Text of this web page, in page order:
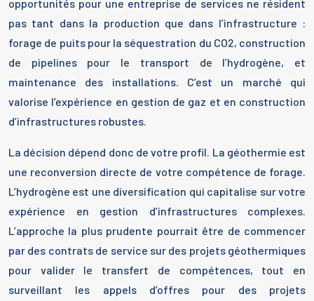
opportunités pour une entreprise de services ne résident
pas tant dans la production que dans l’infrastructure :
forage de puits pour la séquestration du CO2, construction
de pipelines pour le transport de l’hydrogène, et
maintenance des installations. C’est un marché qui
valorise l’expérience en gestion de gaz et en construction
d’infrastructures robustes.
La décision dépend donc de votre profil. La géothermie est
une reconversion directe de votre compétence de forage.
L’hydrogène est une diversification qui capitalise sur votre
expérience en gestion d’infrastructures complexes.
L’approche la plus prudente pourrait être de commencer
par des contrats de service sur des projets géothermiques
pour valider le transfert de compétences, tout en
surveillant les appels d’offres pour des projets